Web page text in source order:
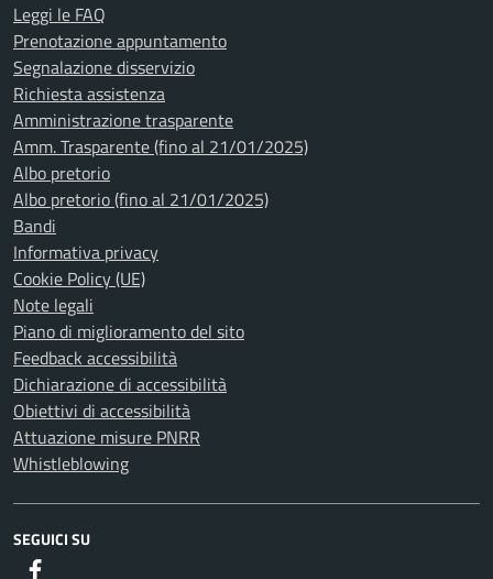
Leggi le FAQ
Prenotazione appuntamento
Segnalazione disservizio
Richiesta assistenza
Amministrazione trasparente
Amm. Trasparente (fino al 21/01/2025)
Albo pretorio
Albo pretorio (fino al 21/01/2025)
Bandi
Informativa privacy
Cookie Policy (UE)
Note legali
Piano di miglioramento del sito
Feedback accessibilità
Dichiarazione di accessibilità
Obiettivi di accessibilità
Attuazione misure PNRR
Whistleblowing
SEGUICI SU